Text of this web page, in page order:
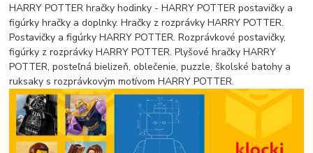
HARRY POTTER hračky hodinky - HARRY POTTER postavičky a
figúrky hračky a doplnky. Hračky z rozprávky HARRY POTTER.
Postavičky a figúrky HARRY POTTER. Rozprávkové postavičky,
figúrky z rozprávky HARRY POTTER. Plyšové hračky HARRY
POTTER, posteľná bielizeň, oblečenie, puzzle, školské batohy a
ruksaky s rozprávkovým motívom HARRY POTTER.